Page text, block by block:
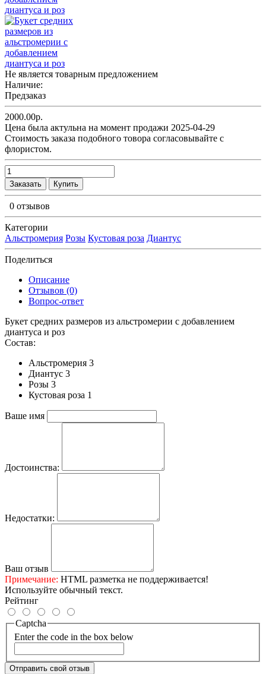
Не является товарным предложением
Наличие:
Предзаказ
2000.00р.
Цена была актульна на момент продажи 2025-04-29
Cтоимость заказа подобного товора согласовывайте с
флористом.
Заказать Купить
0 отзывов
Категории
Альстромерия Розы Кустовая роза Диантус
Поделиться
Описание
Отзывов (0)
Вопрос-ответ
Букет средних размеров из альстромерии c добавлением
диантуса и роз
Состав:
Альстромерия 3
Диантус 3
Розы 3
Кустовая роза 1
Ваше имя
Достоинства:
Недостатки:
Ваш отзыв
Примечание: HTML разметка не поддерживается!
Используйте обычный текст.
Рейтинг
Captcha
Enter the code in the box below
Отправить свой отзыв